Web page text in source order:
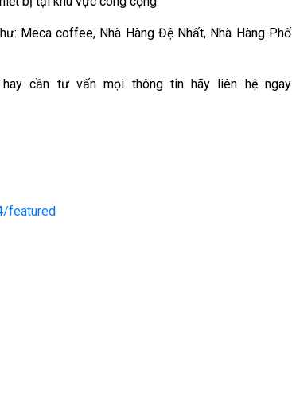
Meca coffee, Nhà Hàng Đệ Nhất, Nhà Hàng Phố
cần tư vấn mọi thông tin hãy liên hệ ngay
featured